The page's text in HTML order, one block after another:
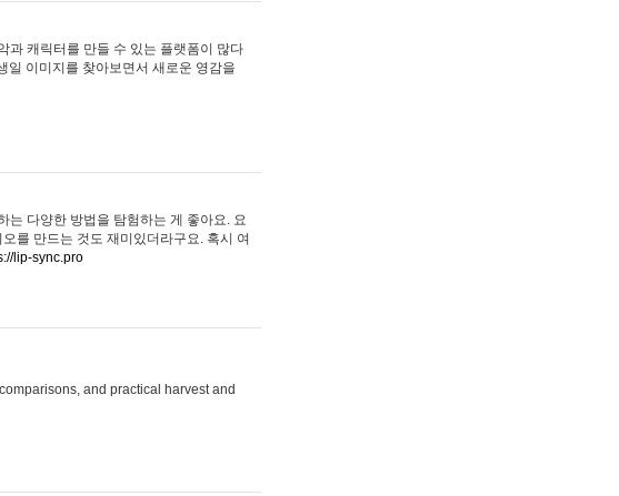
과 캐릭터를 만들 수 있는 플랫폼이 많다
일 이미지를 찾아보면서 새로운 영감을
는 다양한 방법을 탐험하는 게 좋아요. 요
를 만드는 것도 재미있더라구요. 혹시 여
lip-sync.pro
and practical harvest and